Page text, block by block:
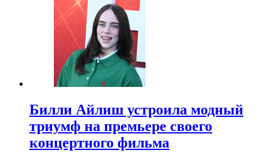
Билли Айлиш устроила модный
триумф на премьере своего
концертного фильма